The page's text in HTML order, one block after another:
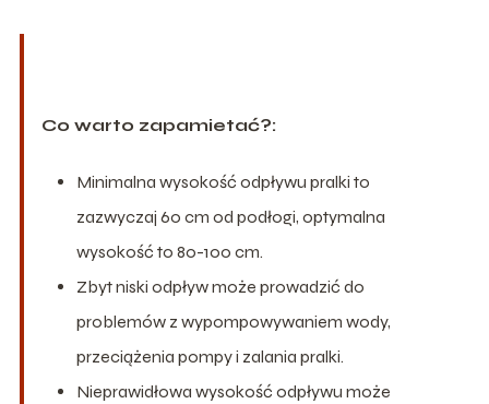
Co warto zapamietać?:
Minimalna wysokość odpływu pralki to
zazwyczaj 60 cm od podłogi, optymalna
wysokość to 80-100 cm.
Zbyt niski odpływ może prowadzić do
problemów z wypompowywaniem wody,
przeciążenia pompy i zalania pralki.
Nieprawidłowa wysokość odpływu może